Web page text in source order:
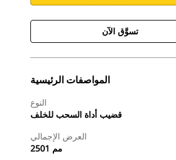
تسوَّق الآن
المواصفات الرئيسية
النوع
قضيب أداة السحب للخلف
العرض الإجمالي
2501 مم